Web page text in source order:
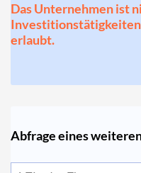
Das Unternehmen ist
erlaubt.
Abfrage eines